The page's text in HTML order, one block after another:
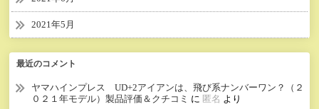
2021年5月
最近のコメント
ヤマハインプレス UD+2アイアンは、飛び系ナンバーワン？（２
０２１年モデル）製品評価＆クチコミ に 匿名 より